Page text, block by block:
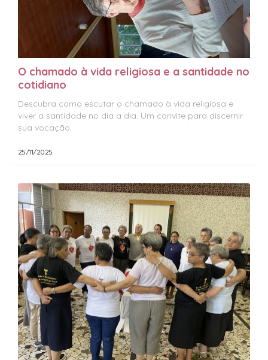
O chamado à vida religiosa e a santidade no
cotidiano
Descubra como escutar o chamado à vida religiosa e
viver a santidade no dia a dia. Um convite para discernir
sua vocação.
25/11/2025